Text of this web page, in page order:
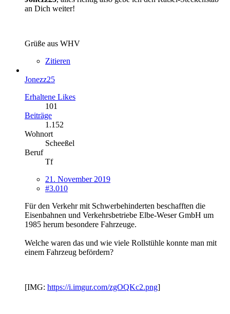
an Dich weiter!
Grüße aus WHV
Zitieren
Jonezz25
Erhaltene Likes
101
Beiträge
1.152
Wohnort
Scheeßel
Beruf
Tf
21. November 2019
#3.010
Für den Verkehr mit Schwerbehinderten beschafften die
Eisenbahnen und Verkehrsbetriebe Elbe-Weser GmbH um
1985 herum besondere Fahrzeuge.
Welche waren das und wie viele Rollstühle konnte man mit
einem Fahrzeug befördern?
[IMG: https://i.imgur.com/zgOQKc2.png]